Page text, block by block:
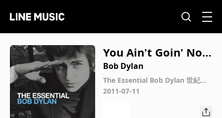
You Ain't Goin' Now
here
Bob Dylan
The Essential Bob Dylan 世紀典
藏【絕讚版】
2011-07-11